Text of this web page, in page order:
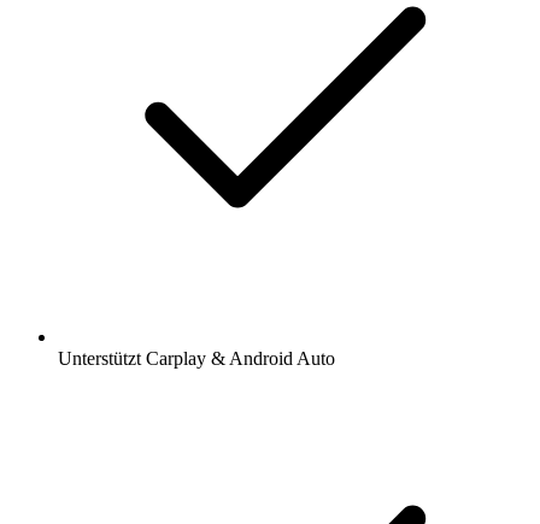
Unterstützt Carplay & Android Auto